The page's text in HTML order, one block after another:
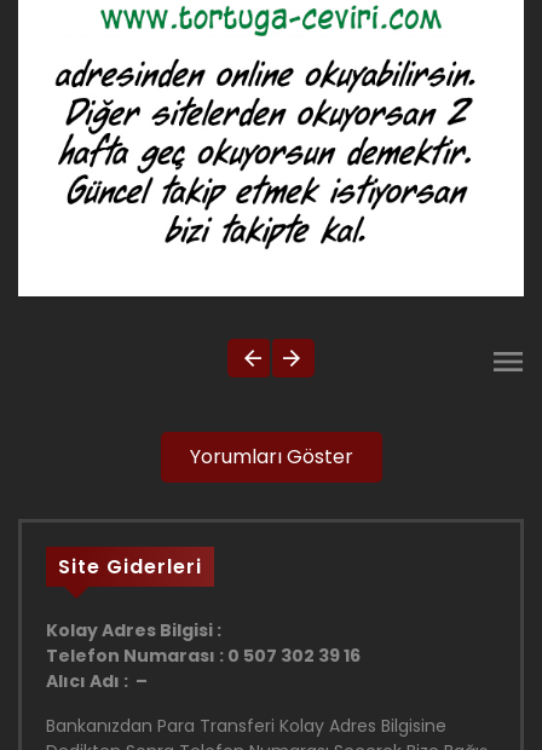
Yorumları Göster
Site Giderleri
Kolay Adres Bilgisi :
Telefon Numarası : 0 507 302 39 16
Alıcı Adı : –
Bankanızdan Para Transferi Kolay Adres Bilgisine